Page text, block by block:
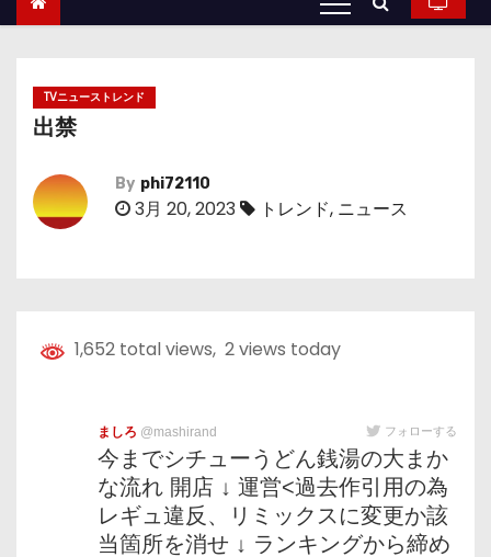
TVニューストレンド
出禁
By phi72110
3月 20, 2023 トレンド, ニュース
1,652 total views, 2 views today
ましろ @mashirand フォローする
今までシチューうどん銭湯の大まか
な流れ 開店 ↓ 運営<過去作引用の為
レギュ違反、リミックスに変更か該
当箇所を消せ ↓ ランキングから締め